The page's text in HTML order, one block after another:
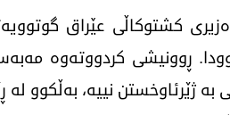
کشتوکاڵی عێراق
ڕوونیشی كردووته‌وه‌
ژێرئاوخستن نییه‌، به‌ڵكوو